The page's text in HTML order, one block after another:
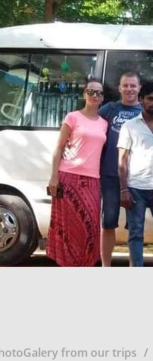
from our trips